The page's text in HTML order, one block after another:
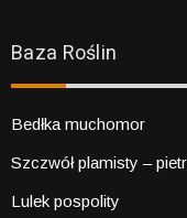
Baza Roślin
Bedłka muchomor
Szczwół plamisty –
Lulek pospolity